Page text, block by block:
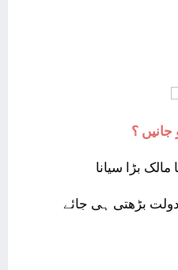
جانیں ؟
بڑا سیانا
دولت بڑھتی ہی جائے